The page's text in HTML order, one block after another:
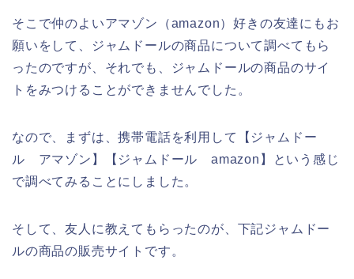
そこで仲のよいアマゾン（amazon）好きの友達にもお
願いをして、ジャムドールの商品について調べてもら
ったのですが、それでも、ジャムドールの商品のサイ
トをみつけることができませんでした。
なので、まずは、携帯電話を利用して【ジャムドー
ル アマゾン】【ジャムドール amazon】という感じ
で調べてみることにしました。
そして、友人に教えてもらったのが、下記ジャムドー
ルの商品の販売サイトです。